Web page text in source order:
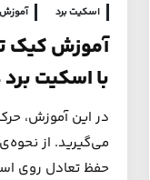
اسکیت برد
با اسکیت
در این آموزش،
می‌گیرید. از
حفظ تعادل روی